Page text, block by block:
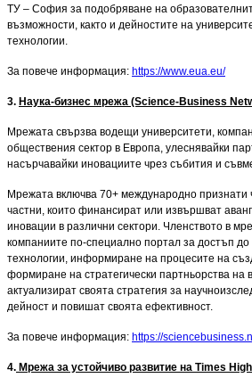
ТУ – София за подобряване на
възможности, както и дейностите на
технологии.
За повече информация: https://www.eua.eu/
3. Наука-бизнес мрежа (Science-Business
Мрежата свързва водещи университети,
обществения сектор в Европа, улеснявайки
насърчавайки иновациите чрез събития и
Мрежата включва 70+ международно признати
частни, които финансират или извършват
иновации в различни сектори. Членството в
компаниите по-специално портал за достъп
технологии, информиране на процесите на
формиране на стратегически партньорства на
актуализират своята стратегия за
дейност и повишат своята ефективност.
За повече информация: https://
4. Мрежа за устойчиво развитие на Times